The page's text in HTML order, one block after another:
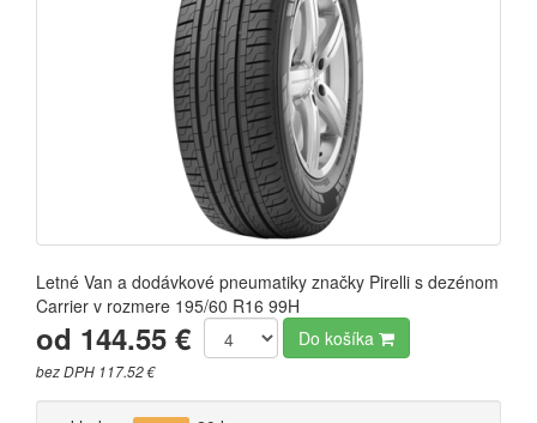
Letné Van a dodávkové pneumatiky značky Pirelli s dezénom
Carrier v rozmere 195/60 R16 99H
od 144.55 €
bez DPH 117.52 €
Do košíka